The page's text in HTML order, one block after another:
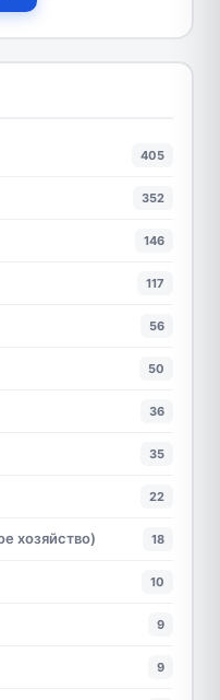
405
352
146
117
56
50
36
35
22
хозяйство) 18
10
9
9